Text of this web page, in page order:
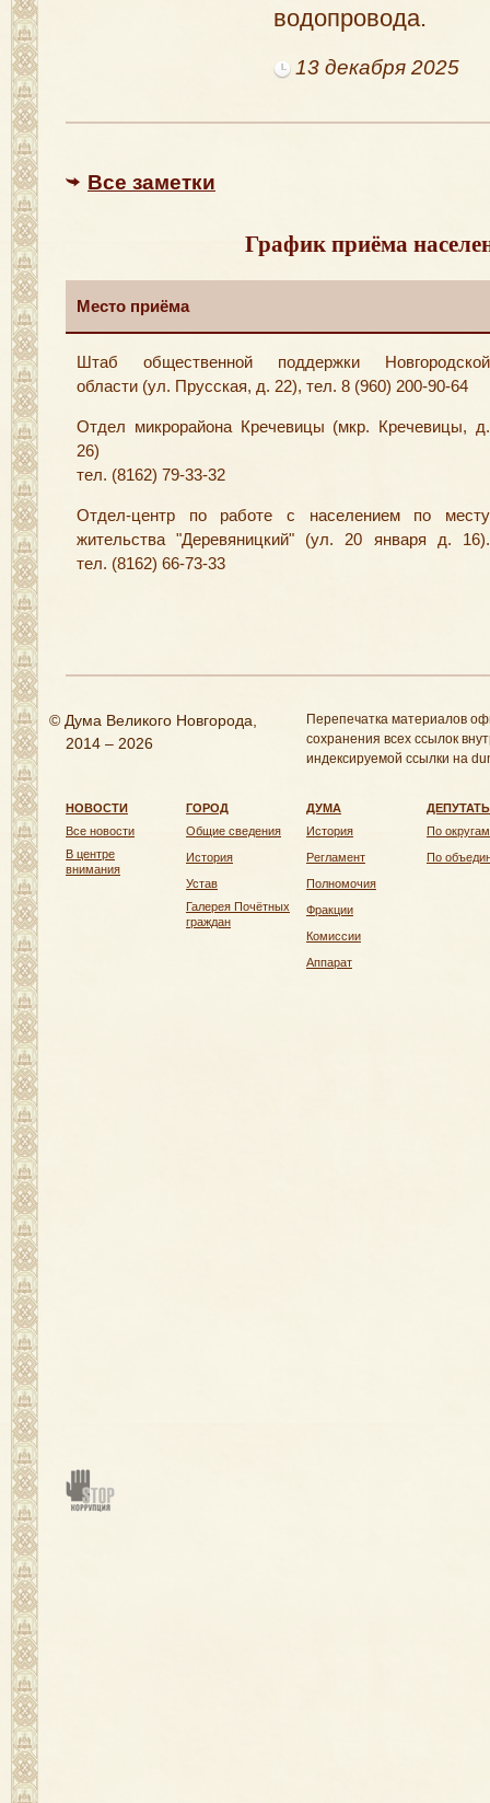
водопровода.
13 декабря 2025
Все заметки
График приёма
Место приёма
Штаб общественной поддержки Новгородской
области (ул. Прусская, д. 22), тел. 8 (960) 200-90-64
Отдел микрорайона Кречевицы (мкр. Кречевицы, д.
26)
тел. (8162) 79-33-32
Отдел-центр по работе с населением по месту
жительства "Деревяницкий" (ул. 20 января д. 16).
тел. (8162) 66-73-33
© Дума Великого Новгорода,
2014 – 2026
Перепечатка материалов
сохранения всех ссылок
индексируемой ссылки на
НОВОСТИ
Все новости
В центре
внимания
ГОРОД
Общие сведения
История
Устав
Галерея Почётных
граждан
ДУМА
История
Регламент
Полномочия
Фракции
Комиссии
Аппарат
По округам
По